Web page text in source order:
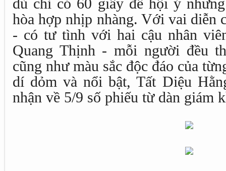
dù chỉ có 60 giây để hội ý
hòa hợp nhịp nhàng. Với vai diễn
- có tư tình với hai cậu nhân
Quang Thịnh - mỗi người đều
cũng như màu sắc độc đáo của
dí dỏm và nổi bật, Tất Diệu
nhận về 5/9 số phiếu từ dàn giám